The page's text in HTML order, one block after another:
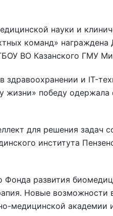
науки и
команд» награждена
ВО Казанского ГМУ
и IT-
жизни» победу
для решения задач
института
развития
Новые возможности
медицинской академии